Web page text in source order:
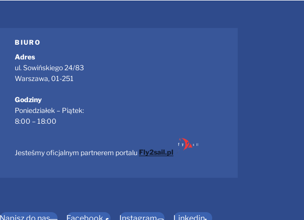
BIURO
Adres
ul. Sowińskiego 24/83
Warszawa, 01-251
Godziny
Poniedziałek – Piątek:
8:00 – 18:00
Jesteśmy oficjalnym partnerem portalu Fly2sail.pl